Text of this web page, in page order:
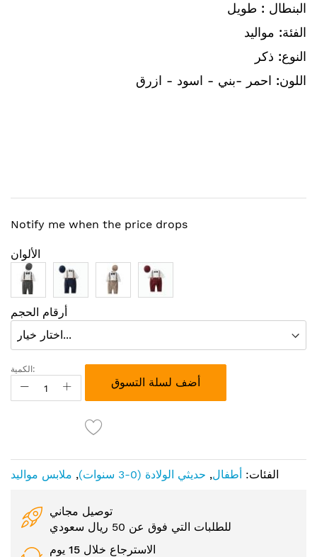
البنطال : طويل
الفئة: مواليد
النوع: ذكر
اللون: احمر -بني - اسود - ازرق
Notify me when the price drops
الألوان
أرقام الحجم
الكمية:
أضف لسلة التسوق
الفئات: أطفال, حديثي الولادة (0-3 سنوات) , ملابس مواليد
توصيل مجاني
للطلبات التي فوق عن 50 ريال سعودي
الاسترجاع خلال 15 يوم